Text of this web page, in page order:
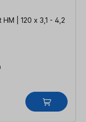
| 120 x 3,1 - 4,2